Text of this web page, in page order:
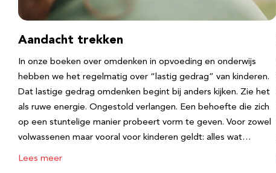
Aandacht trekken
In onze boeken over omdenken in opvoeding en onderwijs
hebben we het regelmatig over “lastig gedrag” van kinderen.
Dat lastige gedrag omdenken begint bij anders kijken. Zie het
als ruwe energie. Ongestold verlangen. Een behoefte die zich
op een stuntelige manier probeert vorm te geven. Voor zowel
volwassenen maar vooral voor kinderen geldt: alles wat…
Lees meer